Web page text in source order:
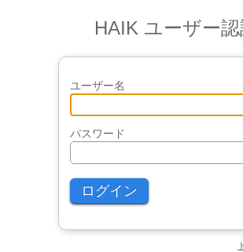
HAIK ユーザー
ユーザー名
パスワード